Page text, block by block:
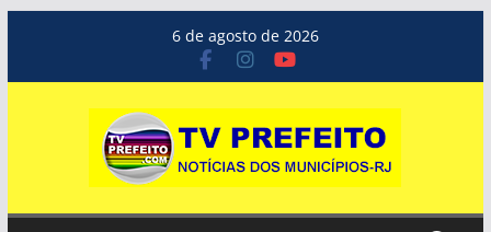
o
6 de agosto de 2026